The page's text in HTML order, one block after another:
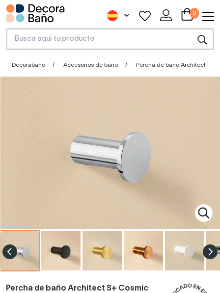
0
Decorabaño Accesorios de baño Percha de baño Architect S+
Percha de baño Architect S+ Cosmic